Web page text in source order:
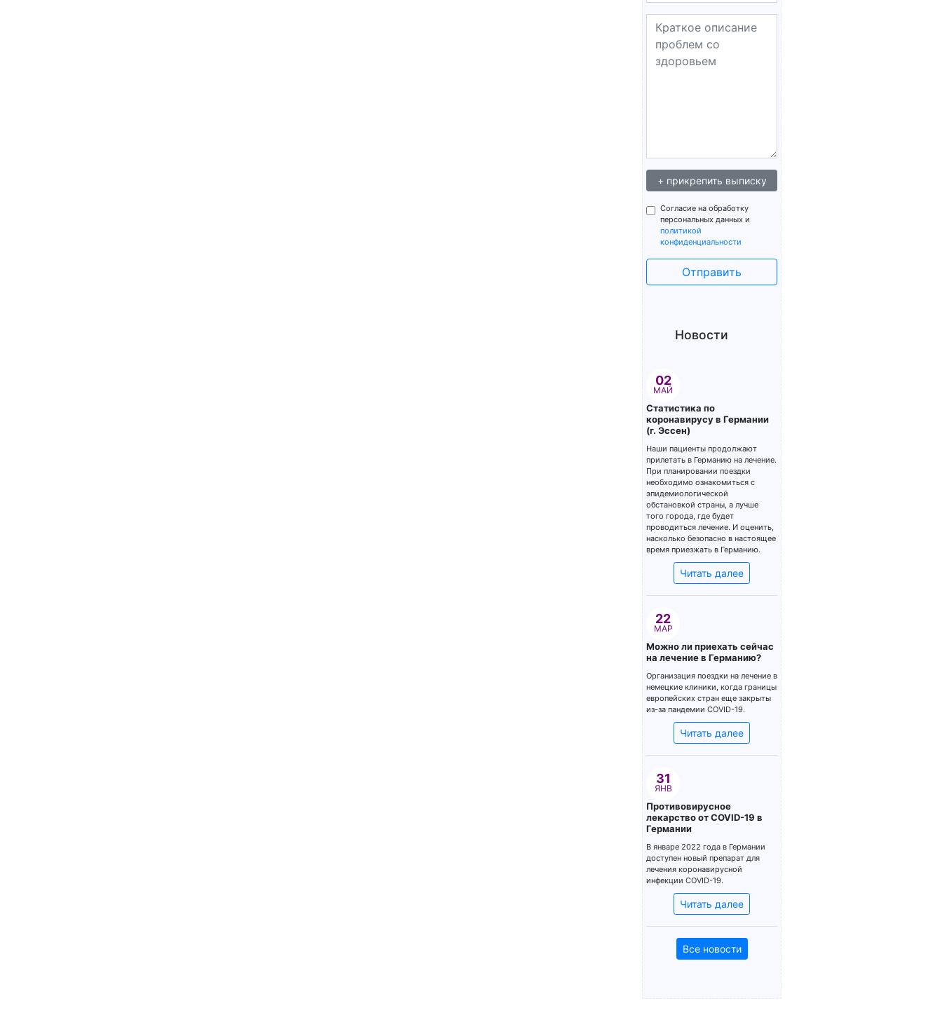
+ прикрепить выписку
Согласие на обработку
персональных данных и
политикой
конфиденциальности
Отправить
Новости
02
МАЙ
Статистика по
коронавирусу в Германии
(г. Эссен)
Наши пациенты продолжают
прилетать в Германию на лечение.
При планировании поездки
необходимо ознакомиться с
эпидемиологической
обстановкой страны, а лучше
того города, где будет
проводиться лечение. И оценить,
насколько безопасно в настоящее
время приезжать в Германию.
Читать далее
22
МАР
Можно ли приехать сейчас
на лечение в Германию?
Организация поездки на лечение в
немецкие клиники, когда границы
европейских стран еще закрыты
из-за пандемии COVID-19.
Читать далее
31
ЯНВ
Противовирусное
лекарство от COVID-19 в
Германии
В январе 2022 года в Германии
доступен новый препарат для
лечения коронавирусной
инфекции COVID-19.
Читать далее
Все новости